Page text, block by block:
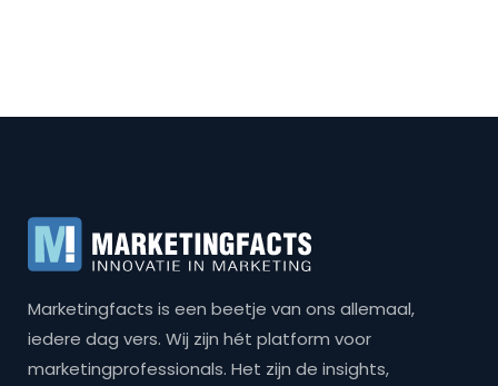
Marketingfacts is een beetje van ons allemaal,
iedere dag vers. Wij zijn hét platform voor
marketingprofessionals. Het zijn de insights,